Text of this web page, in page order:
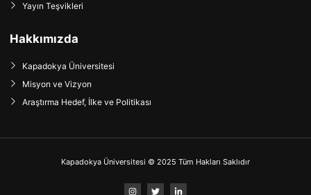
Yayın Teşvikleri
Hakkımızda
Kapadokya Üniversitesi
Misyon ve Vizyon
Araştırma Hedef, İlke ve Politikası
Kapadokya Üniversitesi © 2025 Tüm Hakları Saklıdır
I
T
L